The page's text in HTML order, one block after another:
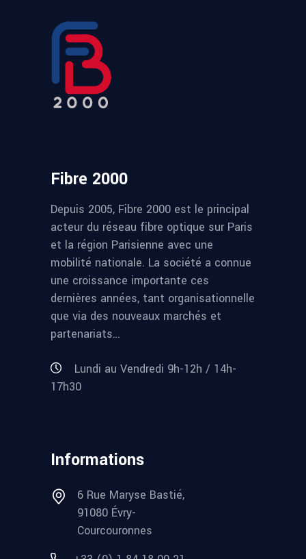
Fibre 2000
Depuis 2005, Fibre 2000 est le principal
acteur du réseau fibre optique sur Paris
et la région Parisienne avec une
mobilité nationale. La société a connue
une croissance importante ces
dernières années, tant organisationnelle
que via des nouveaux marchés et
partenariats…
Lundi au Vendredi 9h-12h / 14h-
17h30
Informations
6 Rue Maryse Bastié,
91080 Évry-
Courcouronnes